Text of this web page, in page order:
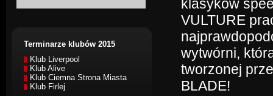
Terminarze klubów 2015
Klub Liverpool
Klub Alive
Klub Ciemna Strona Miasta
Klub Firlej
klasyków
VULTURE
wytwórni,
tworzonej
BLADE!